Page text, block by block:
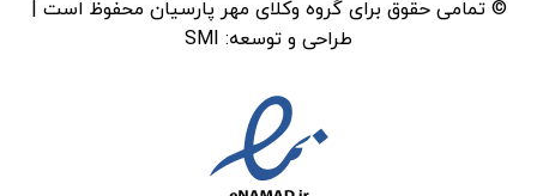
© تمامی حقوق برای گروه وکلای مهر پارسیان محفوظ است |
طراحی و توسعه: SMI